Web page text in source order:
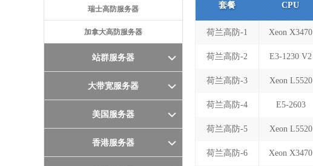
瑞士高防服务器
加拿大高防服务器
站群服务器
大带宽服务器
美国服务器
香港服务器
套餐 CPU
荷兰高防-1 Xeon X3470
荷兰高防-2 E3-1230 V2
荷兰高防-3 Xeon L5520
荷兰高防-4 E5-2603
荷兰高防-5 Xeon L5520
荷兰高防-6 Xeon X3470